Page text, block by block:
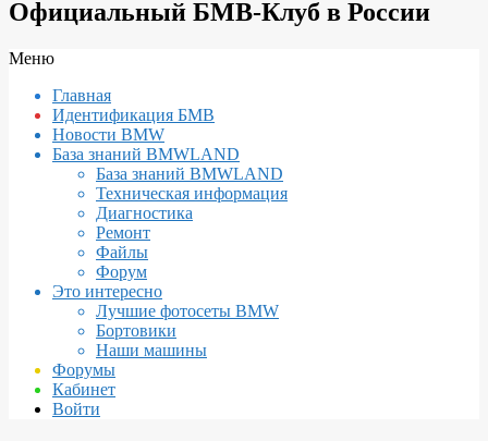
Официальный БМВ-Клуб в России
Вторичное
навигации
Меню
Главная
Идентификация БМВ
Новости BMW
База знаний BMWLAND
База знаний BMWLAND
Техническая информация
Диагностика
Ремонт
Файлы
Форум
Это интересно
Лучшие фотосеты BMW
Бортовики
Наши машины
Форумы
Кабинет
Войти